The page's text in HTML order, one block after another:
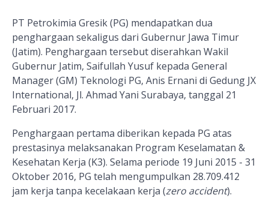
PT Petrokimia Gresik (PG) mendapatkan dua
penghargaan sekaligus dari Gubernur Jawa Timur
(Jatim). Penghargaan tersebut diserahkan Wakil
Gubernur Jatim, Saifullah Yusuf kepada General
Manager (GM) Teknologi PG, Anis Ernani di Gedung JX
International, Jl. Ahmad Yani Surabaya, tanggal 21
Februari 2017.
Penghargaan pertama diberikan kepada PG atas
prestasinya melaksanakan Program Keselamatan &
Kesehatan Kerja (K3). Selama periode 19 Juni 2015 - 31
Oktober 2016, PG telah mengumpulkan 28.709.412
jam kerja tanpa kecelakaan kerja (zero accident).